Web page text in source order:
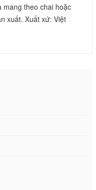
mang theo chai hoặc
xuất. Xuất xứ: Việt